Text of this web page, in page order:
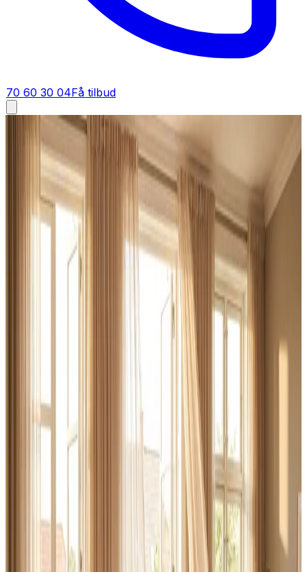
70 60 30 04Få tilbud
Ventilation tilbud i Nakskov
Få tilbud på ventilation i
Dit tilbud på ventilation i Nakskov bør være gratis,
tydeligt og uden bindinger. Det er præcis, hvad du får
hos os — fast pris og hurtigt svar.
Alle ventilationsmærker